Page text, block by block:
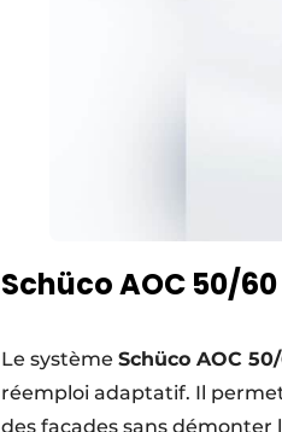
Schüco AOC 50/
Le système Schüco AOC
réemploi adaptatif. Il
des façades sans